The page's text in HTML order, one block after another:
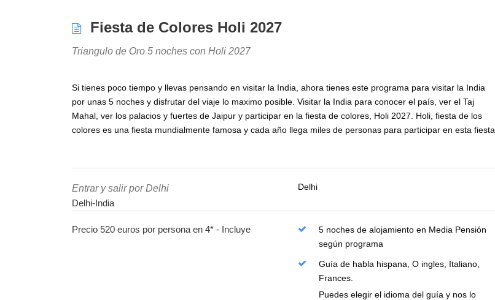
Fiesta de Colores Holi 2027
Triangulo de Oro 5 noches con Holi 2027
Si tienes poco tiempo y llevas pensando en visitar la India, ahora tienes este programa para visitar la India
por unas 5 noches y disfrutar del viaje lo maximo posible. Visitar la India para conocer el país, ver el Taj
Mahal, ver los palacios y fuertes de Jaipur y participar en la fiesta de colores, Holi 2027. Holi, fiesta de los
colores es una fiesta mundialmente famosa y cada año llega miles de personas para participar en esta fiesta.
Entrar y salir por Delhi
Delhi-India
Delhi
Precio 520 euros por persona en 4* - Incluye
5 noches de alojamiento en Media Pensión
según programa
Guía de habla hispana, O ingles, Italiano,
Frances.
Puedes elegir el idioma del guía y nos lo